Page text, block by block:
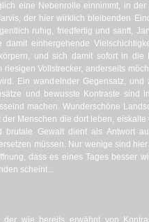
eine Nebenrolle einnimmt, in
der hier wirklich bleibenden
ruhig, friedfertig und sanft,
damit einhergehende
und sich damit sofort in die
riesigen Vollstrecker, anderseits
Ein wandelnder Gegensatz, und
und bewusste Kontraste sind in
machen. Wunderschöne
Menschen die dort leben,
brutale Gewalt dient als Antwort
müssen. Nur wenige sind
dass es eines Tages besser
scheint...
der wie bereits erwähnt von